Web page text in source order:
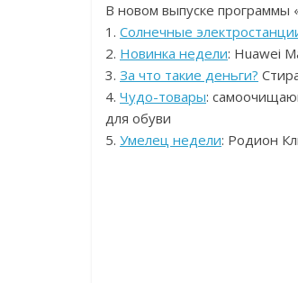
В новом выпуске программы
1. Солнечные
2. Новинка недели: Huawei
3. За что такие деньги?
4. Чудо-товары:
для обуви
5. Умелец недели: Родион